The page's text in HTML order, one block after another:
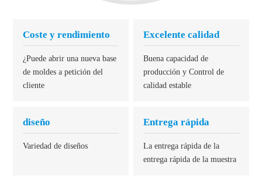
Coste y rendimiento
¿Puede abrir una nueva base
de moldes a petición del
cliente
Excelente calidad
Buena capacidad de
producción y Control de
calidad estable
diseño
Variedad de diseños
Entrega rápida
La entrega rápida de la
entrega rápida de la muestra